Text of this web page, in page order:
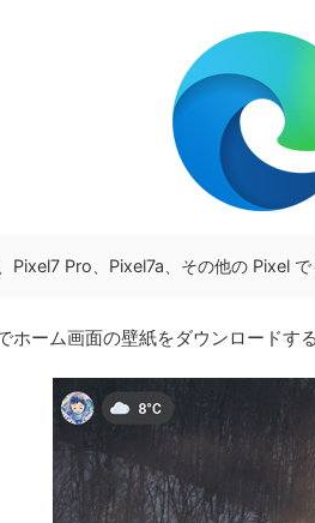
Pixel7 Pro、Pixel7a、その他の Pixel で
ホーム画面の壁紙をダウンロードす